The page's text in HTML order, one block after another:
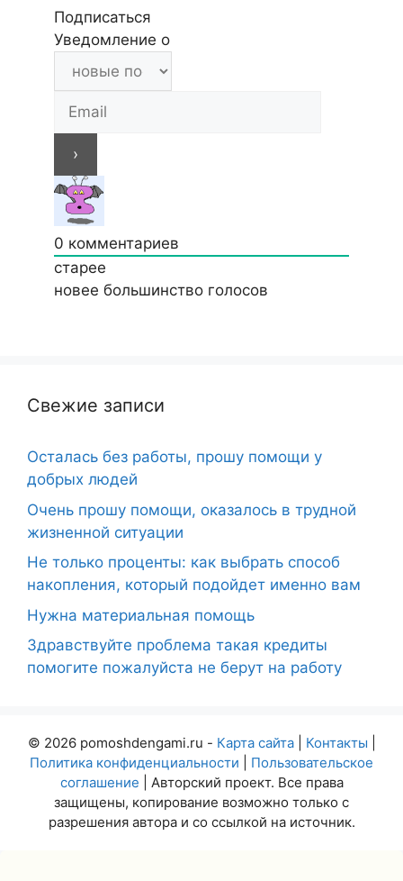
Подписаться
Уведомление о
0 комментариев
старее
новее большинство голосов
Свежие записи
Осталась без работы, прошу помощи у
добрых людей
Очень прошу помощи, оказалось в трудной
жизненной ситуации
Не только проценты: как выбрать способ
накопления, который подойдет именно вам
Нужна материальная помощь
Здравствуйте проблема такая кредиты
помогите пожалуйста не берут на работу
© 2026 pomoshdengami.ru - Карта сайта| Контакты
Политика конфиденциальности
Пользовательское
соглашение | Авторский проект. Все права
защищены, копирование возможно только с
разрешения автора и со ссылкой на источник.